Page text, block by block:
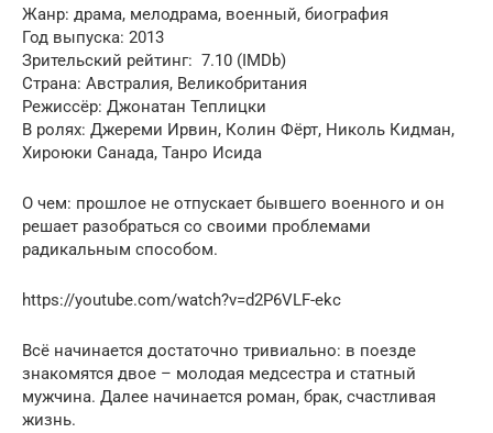
Жанр: драма, мелодрама, военный, биография
Год выпуска: 2013
Зрительский рейтинг: ️ 7.10 (IMDb)
Страна: Австралия, Великобритания
Режиссёр: Джонатан Теплицки
В ролях: Джереми Ирвин, Колин Фёрт, Николь Кидман,
Хироюки Санада, Танро Исида
О чем: прошлое не отпускает бывшего военного и он
решает разобраться со своими проблемами
радикальным способом.
https://youtube.com/watch?v=d2P6VLF-ekc
Всё начинается достаточно тривиально: в поезде
знакомятся двое – молодая медсестра и статный
мужчина. Далее начинается роман, брак, счастливая
жизнь.